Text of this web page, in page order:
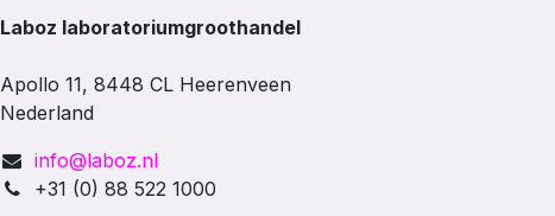
Laboz laboratoriumgroothandel
Apollo 11, 8448 CL Heerenveen
Nederland
info@laboz.nl
+31 (0) 88 522 1000